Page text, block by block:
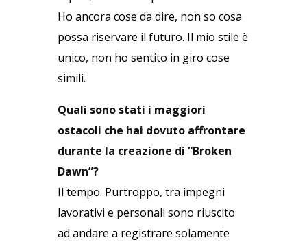
Ho ancora cose da dire, non so cosa
possa riservare il futuro. Il mio stile è
unico, non ho sentito in giro cose
simili.
Quali sono stati i maggiori
ostacoli che hai dovuto affrontare
durante la creazione di “Broken
Dawn”?
Il tempo. Purtroppo, tra impegni
lavorativi e personali sono riuscito
ad andare a registrare solamente